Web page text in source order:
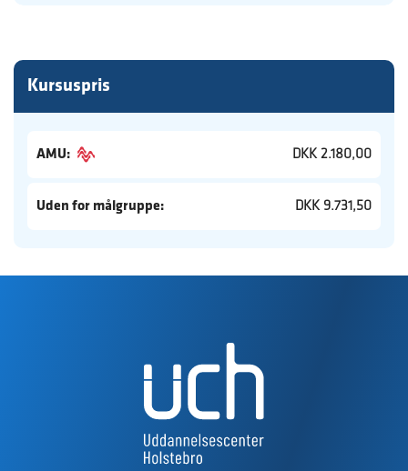
Kursuspris
AMU: DKK 2.180,00
Uden for målgruppe: DKK 9.731,50